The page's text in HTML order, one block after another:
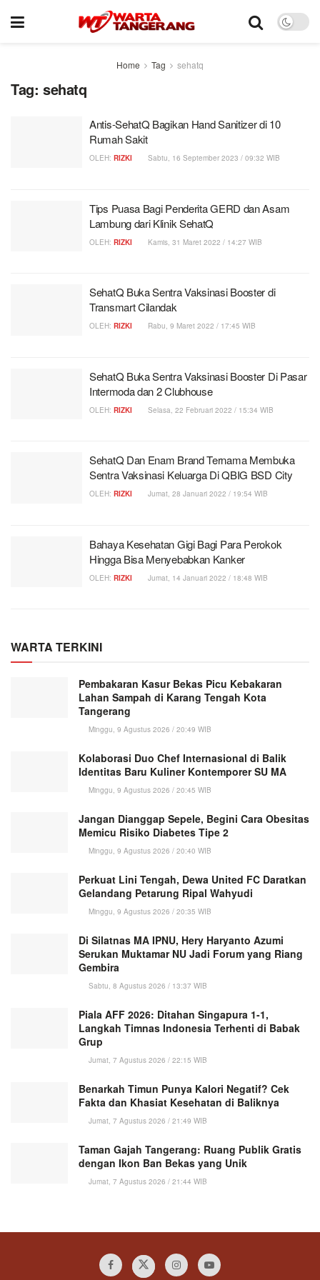
Home Tag sehatq
Tag: sehatq
Antis-SehatQ Bagikan Hand Sanitizer di 10
Rumah Sakit
OLEH: RIZKI Sabtu, 16 September 2023 / 09:32 WIB
Tips Puasa Bagi Penderita GERD dan Asam
Lambung dari Klinik SehatQ
OLEH: RIZKI Kamis, 31 Maret 2022 / 14:27 WIB
SehatQ Buka Sentra Vaksinasi Booster di
Transmart Cilandak
OLEH: RIZKI Rabu, 9 Maret 2022 / 17:45 WIB
SehatQ Buka Sentra Vaksinasi Booster Di Pasar
Intermoda dan 2 Clubhouse
OLEH: RIZKI Selasa, 22 Februari 2022 / 15:34 WIB
SehatQ Dan Enam Brand Ternama Membuka
Sentra Vaksinasi Keluarga Di QBIG BSD City
OLEH: RIZKI Jumat, 28 Januari 2022 / 19:54 WIB
Bahaya Kesehatan Gigi Bagi Para Perokok
Hingga Bisa Menyebabkan Kanker
OLEH: RIZKI Jumat, 14 Januari 2022 / 18:48 WIB
WARTA TERKINI
Pembakaran Kasur Bekas Picu Kebakaran
Lahan Sampah di Karang Tengah Kota
Tangerang
Minggu, 9 Agustus 2026 / 20:49 WIB
Kolaborasi Duo Chef Internasional di Balik
Identitas Baru Kuliner Kontemporer SU MA
Minggu, 9 Agustus 2026 / 20:45 WIB
Jangan Dianggap Sepele, Begini Cara Obesitas
Memicu Risiko Diabetes Tipe 2
Minggu, 9 Agustus 2026 / 20:40 WIB
Perkuat Lini Tengah, Dewa United FC Daratkan
Gelandang Petarung Ripal Wahyudi
Minggu, 9 Agustus 2026 / 20:35 WIB
Di Silatnas MA IPNU, Hery Haryanto Azumi
Serukan Muktamar NU Jadi Forum yang Riang
Gembira
Sabtu, 8 Agustus 2026 / 13:37 WIB
Piala AFF 2026: Ditahan Singapura 1-1,
Langkah Timnas Indonesia Terhenti di Babak
Grup
Jumat, 7 Agustus 2026 / 22:15 WIB
Benarkah Timun Punya Kalori Negatif? Cek
Fakta dan Khasiat Kesehatan di Baliknya
Jumat, 7 Agustus 2026 / 21:49 WIB
Taman Gajah Tangerang: Ruang Publik Gratis
dengan Ikon Ban Bekas yang Unik
Jumat, 7 Agustus 2026 / 21:44 WIB